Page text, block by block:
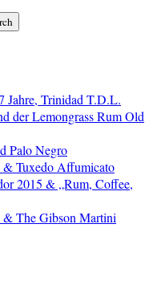
Jahre, Trinidad T.D.L.
der Lemongrass Rum Old
Palo Negro
& Tuxedo Affumicato
2015 & „Rum, Coffee,
The Gibson Martini